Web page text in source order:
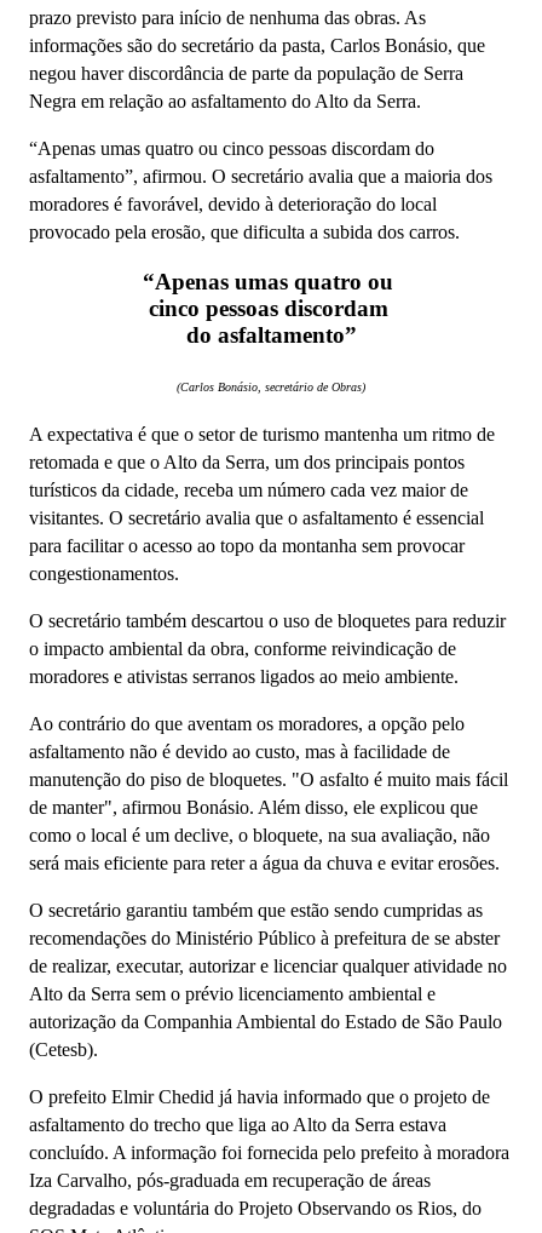
prazo previsto para início de nenhuma das obras. As
informações são do secretário da pasta, Carlos Bonásio, que
negou haver discordância de parte da população de Serra
Negra em relação ao asfaltamento do Alto da Serra.
“Apenas umas quatro ou cinco pessoas discordam do
asfaltamento”, afirmou. O secretário avalia que a maioria dos
moradores é favorável, devido à deterioração do local
provocado pela erosão, que dificulta a subida dos carros.
“Apenas umas quatro ou
cinco pessoas discordam
do asfaltamento”
(Carlos Bonásio, secretário de Obras)
A expectativa é que o setor de turismo mantenha um ritmo de
retomada e que o Alto da Serra, um dos principais pontos
turísticos da cidade, receba um número cada vez maior de
visitantes. O secretário avalia que o asfaltamento é essencial
para facilitar o acesso ao topo da montanha sem provocar
congestionamentos.
O secretário também descartou o uso de bloquetes para reduzir
o impacto ambiental da obra, conforme reivindicação de
moradores e ativistas serranos ligados ao meio ambiente.
Ao contrário do que aventam os moradores, a opção pelo
asfaltamento não é devido ao custo, mas à facilidade de
manutenção do piso de bloquetes. "O asfalto é muito mais fácil
de manter", afirmou Bonásio. Além disso, ele explicou que
como o local é um declive, o bloquete, na sua avaliação, não
será mais eficiente para reter a água da chuva e evitar erosões.
O secretário garantiu também que estão sendo cumpridas as
recomendações do Ministério Público à prefeitura de se abster
de realizar, executar, autorizar e licenciar qualquer atividade no
Alto da Serra sem o prévio licenciamento ambiental e
autorização da Companhia Ambiental do Estado de São Paulo
(Cetesb).
O prefeito Elmir Chedid já havia informado que o projeto de
asfaltamento do trecho que liga ao Alto da Serra estava
concluído. A informação foi fornecida pelo prefeito à moradora
Iza Carvalho, pós-graduada em recuperação de áreas
degradadas e voluntária do Projeto Observando os Rios, do